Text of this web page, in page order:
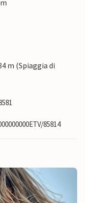
m (Spiaggia di
85814